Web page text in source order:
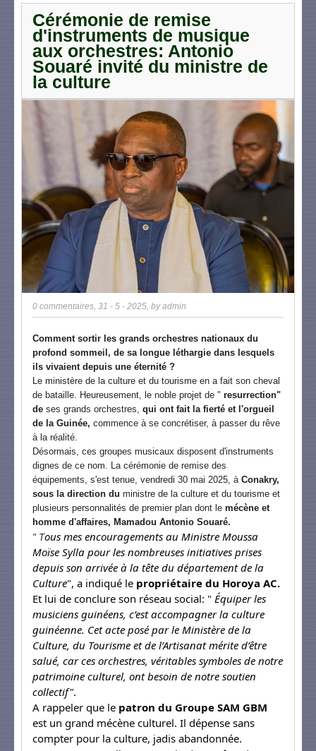
Cérémonie de remise
d'instruments de musique
aux orchestres: Antonio
Souaré invité du ministre de
la culture
0 commentaires, 31 - 5 - 2025, byadmin
Comment sortir les grands orchestres nationaux du
profond sommeil, de sa longue léthargie dans lesquels
ils vivaient depuis une éternité ?
Le ministère de la culture et du tourisme en a fait son cheval
de bataille. Heureusement, le noble projet de " resurrection"
de ses grands orchestres, qui ont fait la fierté et l'orgueil
de la Guinée, commence à se concrétiser, à passer du rêve
à la réalité.
Désormais, ces groupes musicaux disposent d'instruments
dignes de ce nom. La cérémonie de remise des
équipements, s'est tenue, vendredi 30 mai 2025, àConakry,
sous la direction du ministre de la culture et du tourisme et
plusieurs personnalités de premier plan dont le mécène et
homme d'affaires, Mamadou Antonio Souaré.
" Tous mes encouragements au Ministre Moussa
Moïse Sylla pour les nombreuses initiatives prises
depuis son arrivée à la tête du département de la
Culture", a indiqué le propriétaire du Horoya AC.
Et lui de conclure son réseau social: " Équiper les
musiciens guinéens, c’est accompagner la culture
guinéenne. Cet acte posé par le Ministère de la
Culture, du Tourisme et de l’Artisanat mérite d’être
salué, car ces orchestres, véritables symboles de notre
patrimoine culturel, ont besoin de notre soutien
collectif".
A rappeler que le patron du Groupe SAM GBM
est un grand mécène culturel. Il dépense sans
compter pour la culture, jadis abandonnée.